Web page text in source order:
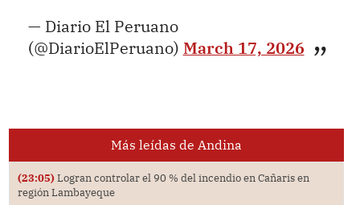
— Diario El Peruano
(@DiarioElPeruano) March 17, 2026
Más leídas de Andina
(23:05) Logran controlar el 90 % del incendio en Cañaris en
región Lambayeque